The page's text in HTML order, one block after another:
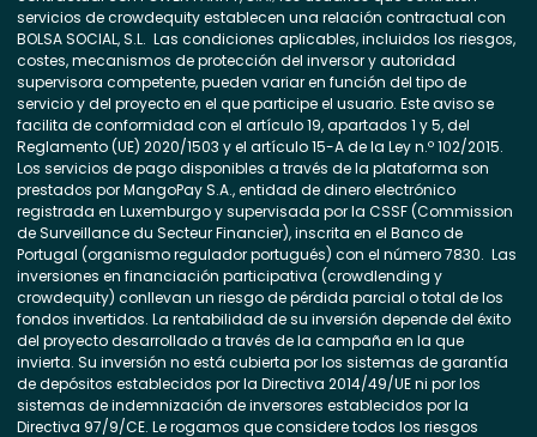
servicios de crowdequity establecen una relación contractual con
BOLSA SOCIAL, S.L. Las condiciones aplicables, incluidos los riesgos,
costes, mecanismos de protección del inversor y autoridad
supervisora competente, pueden variar en función del tipo de
servicio y del proyecto en el que participe el usuario. Este aviso se
facilita de conformidad con el artículo 19, apartados 1 y 5, del
Reglamento (UE) 2020/1503 y el artículo 15-A de la Ley n.º 102/2015.
Los servicios de pago disponibles a través de la plataforma son
prestados por MangoPay S.A., entidad de dinero electrónico
registrada en Luxemburgo y supervisada por la CSSF (Commission
de Surveillance du Secteur Financier), inscrita en el Banco de
Portugal (organismo regulador portugués) con el número 7830. Las
inversiones en financiación participativa (crowdlending y
crowdequity) conllevan un riesgo de pérdida parcial o total de los
fondos invertidos. La rentabilidad de su inversión depende del éxito
del proyecto desarrollado a través de la campaña en la que
invierta. Su inversión no está cubierta por los sistemas de garantía
de depósitos establecidos por la Directiva 2014/49/UE ni por los
sistemas de indemnización de inversores establecidos por la
Directiva 97/9/CE. Le rogamos que considere todos los riesgos